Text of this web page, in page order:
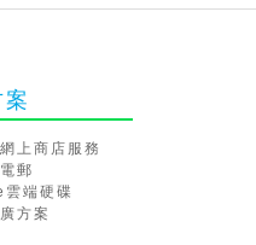
上商店服務
郵
端硬碟
方案